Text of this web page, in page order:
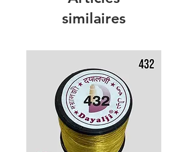
similaires